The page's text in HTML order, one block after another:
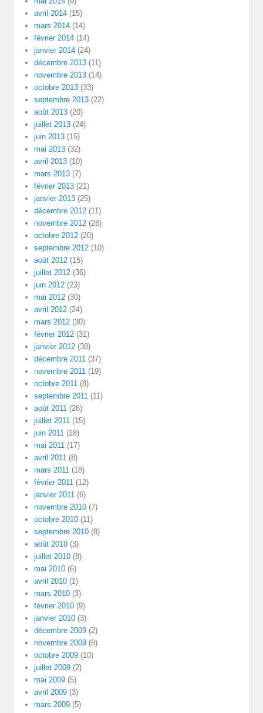
avril 2014 (15)
mars 2014 (14)
février 2014 (14)
janvier 2014 (24)
décembre 2013 (11)
novembre 2013 (14)
octobre 2013 (33)
septembre 2013 (22)
août 2013 (20)
juillet 2013 (24)
juin 2013 (15)
mai 2013 (32)
avril 2013 (10)
mars 2013 (7)
février 2013 (21)
janvier 2013 (25)
décembre 2012 (11)
novembre 2012 (28)
octobre 2012 (20)
septembre 2012 (10)
août 2012 (15)
juillet 2012 (36)
juin 2012 (23)
mai 2012 (30)
avril 2012 (24)
mars 2012 (30)
février 2012 (31)
janvier 2012 (38)
décembre 2011 (37)
novembre 2011 (19)
octobre 2011 (8)
septembre 2011 (11)
août 2011 (26)
juillet 2011 (15)
juin 2011 (18)
mai 2011 (17)
avril 2011 (8)
mars 2011 (18)
février 2011 (12)
janvier 2011 (6)
novembre 2010 (7)
octobre 2010 (11)
septembre 2010 (8)
août 2010 (3)
juillet 2010 (8)
mai 2010 (6)
avril 2010 (1)
mars 2010 (3)
février 2010 (9)
janvier 2010 (3)
décembre 2009 (2)
novembre 2009 (8)
octobre 2009 (10)
juillet 2009 (2)
mai 2009 (5)
avril 2009 (3)
mars 2009 (5)